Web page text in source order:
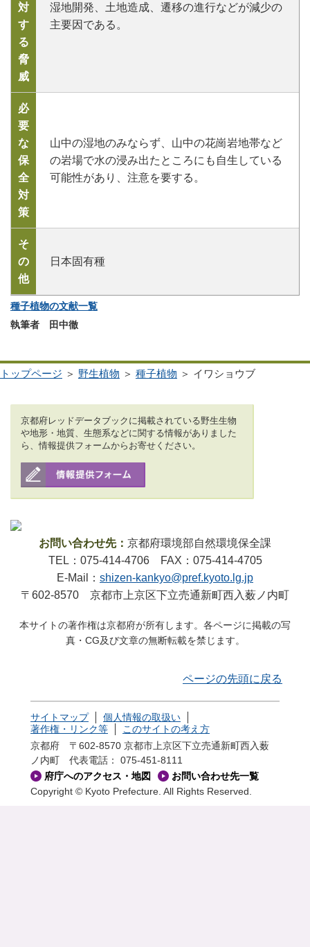
対
す
る
脅
威
湿地開発、土地造成、遷移の進行などが減少の
主要因である。
必
要
な
保
全
対
策
山中の湿地のみならず、山中の花崗岩地帯など
の岩場で水の浸み出たところにも自生している
可能性があり、注意を要する。
そ
の
他
日本固有種
種子植物の文献一覧
執筆者 田中徹
トップページ ＞ 野生植物 ＞ 種子植物 ＞ イワショウブ
京都府レッドデータブックに掲載されている野生生物
や地形・地質、生態系などに関する情報がありました
ら、情報提供フォームからお寄せください。
お問い合わせ先： 京都府環境部自然環境保全課
TEL：075-414-4706 FAX：075-414-4705
E-Mail： shizen-kankyo@pref.kyoto.lg.jp
〒602-8570 京都市上京区下立売通新町西入薮ノ内町
本サイトの著作権は京都府が所有します。各ページに掲載の写
真・CG及び文章の無断転載を禁じます。
ページの先頭に戻る
サイトマップ
個人情報の取扱い
著作権・リンク等
このサイトの考え方
京都府 〒602-8570 京都市上京区下立売通新町西入薮
ノ内町
代表電話： 075-451-8111
府庁へのアクセス・地図
お問い合わせ先一覧
Copyright © Kyoto Prefecture. All Rights Reserved.